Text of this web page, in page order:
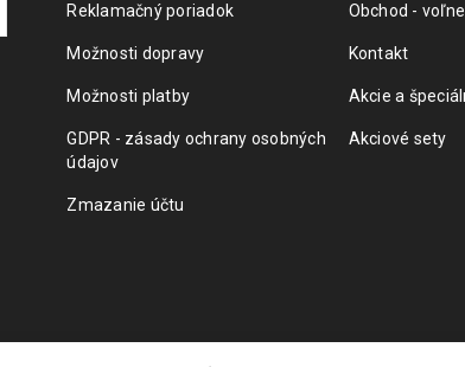
Reklamačný poriadok
Možnosti dopravy
Možnosti platby
GDPR - zásady ochrany osobných
údajov
Zmazanie účtu
Obchod -
Kontakt
Akcie a
Akciové sety